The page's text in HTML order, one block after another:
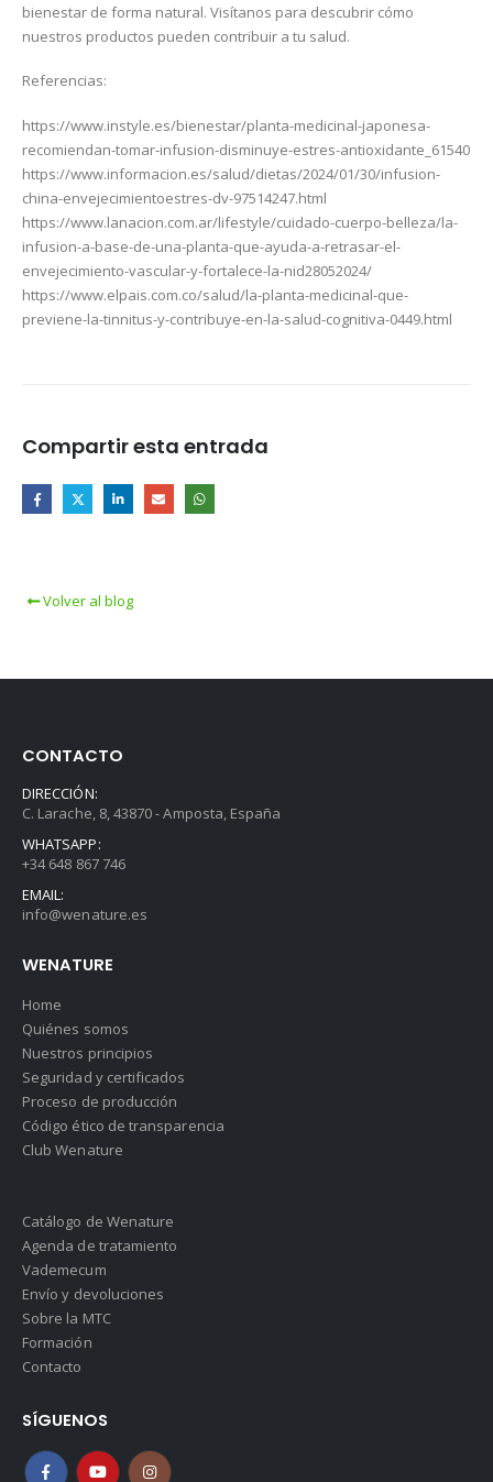
bienestar de forma natural. Visítanos para descubrir cómo
nuestros productos pueden contribuir a tu salud.
Referencias:
https://www.instyle.es/bienestar/planta-medicinal-japonesa-
recomiendan-tomar-infusion-disminuye-estres-antioxidante_61540
https://www.informacion.es/salud/dietas/2024/01/30/infusion-
china-envejecimientoestres-dv-97514247.html
https://www.lanacion.com.ar/lifestyle/cuidado-cuerpo-belleza/la-
infusion-a-base-de-una-planta-que-ayuda-a-retrasar-el-
envejecimiento-vascular-y-fortalece-la-nid28052024/
https://www.elpais.com.co/salud/la-planta-medicinal-que-
previene-la-tinnitus-y-contribuye-en-la-salud-cognitiva-0449.html
Compartir esta entrada
Volver al blog
CONTACTO
DIRECCIÓN:
C. Larache, 8, 43870 - Amposta, España
WHATSAPP:
+34 648 867 746
EMAIL:
info@wenature.es
WENATURE
Home
Quiénes somos
Nuestros principios
Seguridad y certificados
Proceso de producción
Código ético de transparencia
Club Wenature
Catálogo de Wenature
Agenda de tratamiento
Vademecum
Envío y devoluciones
Sobre la MTC
Formación
Contacto
SÍGUENOS